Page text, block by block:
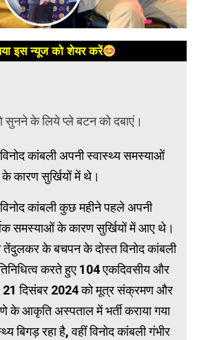
इस न्यूज को शेयर करें
कांबली अपनी स्वास्थ्य समस्याओं
कारण सुर्खियों में थे।
विनोद कांबली कुछ महीने पहले अपनी
समस्याओं के कारण सुर्खियों में आए थे।
तेंदुलकर के बचपन के दोस्त विनोद कांबली
करते हुए 104 एकदिवसीय और
दिसंबर 2024 को मूत्र संक्रमण और
के आकृति अस्पताल में भर्ती कराया गया
बिगड़ रहा है, वहीं विनोद कांबली गंभीर